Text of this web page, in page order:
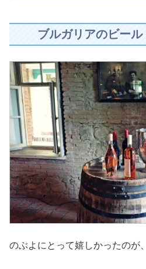
ブルガリアのビー
のぶよにとって嬉しかったのが